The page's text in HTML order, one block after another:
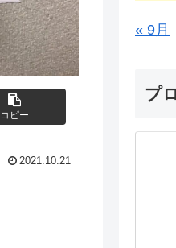
コピー
2021.10.21
« 9月
プ